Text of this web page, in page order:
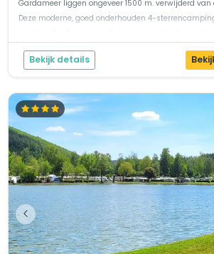
Gardameer liggen ongeveer 1500 m. verwijderd
Deze moderne, goed onderhouden 4-
Bekijk details